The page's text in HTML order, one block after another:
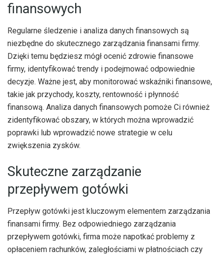
finansowych
Regularne śledzenie i analiza danych finansowych są
niezbędne do skutecznego zarządzania finansami firmy.
Dzięki temu będziesz mógł ocenić zdrowie finansowe
firmy, identyfikować trendy i podejmować odpowiednie
decyzje. Ważne jest, aby monitorować wskaźniki finansowe,
takie jak przychody, koszty, rentowność i płynność
finansową. Analiza danych finansowych pomoże Ci również
zidentyfikować obszary, w których można wprowadzić
poprawki lub wprowadzić nowe strategie w celu
zwiększenia zysków.
Skuteczne zarządzanie
przepływem gotówki
Przepływ gotówki jest kluczowym elementem zarządzania
finansami firmy. Bez odpowiedniego zarządzania
przepływem gotówki, firma może napotkać problemy z
opłaceniem rachunków, zaległościami w płatnościach czy